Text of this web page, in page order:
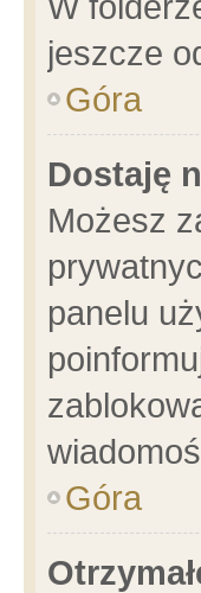
jeszcze
Góra
Dostaję
Możesz
panelu
Góra